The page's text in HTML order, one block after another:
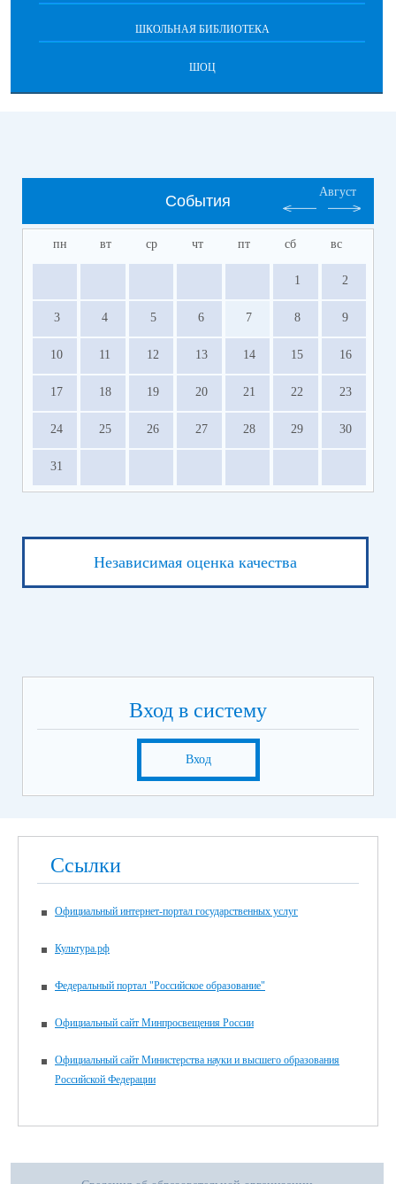
ШКОЛЬНАЯ БИБЛИОТЕКА
ШОЦ
События
Август
пн вт ср чт пт сб вс
1 2
3 4 5 6 7 8 9
10 11 12 13 14 15 16
17 18 19 20 21 22 23
24 25 26 27 28 29 30
31
Независимая оценка качества
Вход в систему
Вход
Ссылки
Официальный интернет-портал государственных услуг
Культура.рф
Федеральный портал "Российское образование"
Официальный сайт Минпросвещения России
Официальный сайт Министерства науки и высшего образования
Российской Федерации